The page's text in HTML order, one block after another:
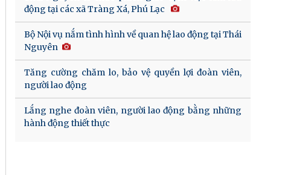
động tại các xã Tràng Xá, Phú Lạc
Bộ Nội vụ nắm tình hình về quan hệ lao động tại Thái
Nguyên
Tăng cường chăm lo, bảo vệ quyền lợi đoàn viên,
người lao động
Lắng nghe đoàn viên, người lao động bằng những
hành động thiết thực